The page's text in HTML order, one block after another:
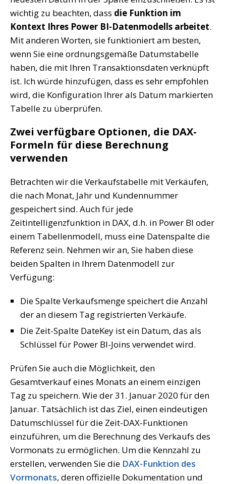
wichtig zu beachten, dass die Funktion im
Kontext Ihres Power BI-Datenmodells arbeitet.
Mit anderen Worten, sie funktioniert am besten,
wenn Sie eine ordnungsgemäße Datumstabelle
haben, die mit Ihren Transaktionsdaten verknüpft
ist. Ich würde hinzufügen, dass es sehr empfohlen
wird, die Konfiguration Ihrer als Datum markierten
Tabelle zu überprüfen.
Zwei verfügbare Optionen, die DAX-
Formeln für diese Berechnung
verwenden
Betrachten wir die Verkaufstabelle mit Verkäufen,
die nach Monat, Jahr und Kundennummer
gespeichert sind. Auch für jede
Zeitintelligenzfunktion in DAX, d.h. in Power BI oder
einem Tabellenmodell, muss eine Datenspalte die
Referenz sein. Nehmen wir an, Sie haben diese
beiden Spalten in Ihrem Datenmodell zur
Verfügung:
Die Spalte Verkaufsmenge speichert die Anzahl
der an diesem Tag registrierten Verkäufe.
Die Zeit-Spalte DateKey ist ein Datum, das als
Schlüssel für Power BI-Joins verwendet wird.
Prüfen Sie auch die Möglichkeit, den
Gesamtverkauf eines Monats an einem einzigen
Tag zu speichern. Wie der 31. Januar 2020 für den
Januar. Tatsächlich ist das Ziel, einen eindeutigen
Datumschlüssel für die Zeit-DAX-Funktionen
einzuführen, um die Berechnung des Verkaufs des
Vormonats zu ermöglichen. Um die Kennzahl zu
erstellen, verwenden Sie die DAX-Funktion des
Vormonats, deren offizielle Dokumentation und